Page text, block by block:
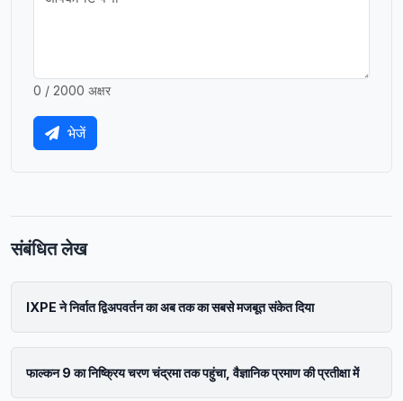
0 / 2000 अक्षर
भेजें
संबंधित लेख
IXPE ने निर्वात द्विअपवर्तन का अब तक का सबसे मजबूत संकेत दिया
फाल्कन 9 का निष्क्रिय चरण चंद्रमा तक पहुंचा, वैज्ञानिक प्रमाण की प्रतीक्षा में